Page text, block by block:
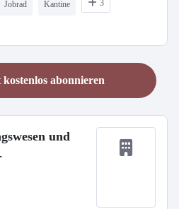
Jobrad Kantine 3
abonnieren
und